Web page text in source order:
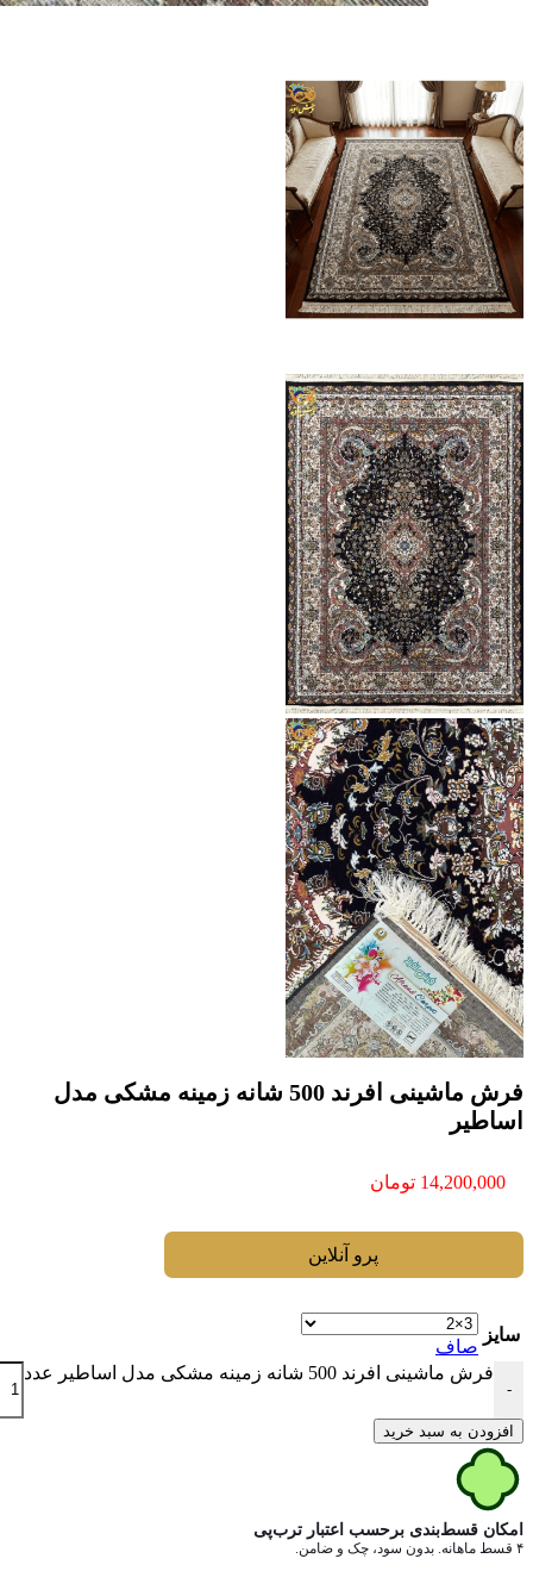
فرش ماشینی افرند 500 شانه زمینه مشکی مدل
اساطیر
14,200,000 تومان
پرو آنلاین
سایز
صاف
-
فرش ماشینی افرند 500 شانه زمینه مشکی مدل اساطیر عدد
افزودن به سبد خرید
امکان قسط‌بندی برحسب اعتبار ترب‌پی
۴ قسط ماهانه. بدون سود، چک و ضامن.